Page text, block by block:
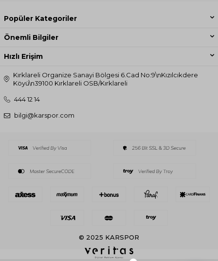
Popüler Kategoriler
Önemli Bilgiler
Hızlı Erişim
Kırklareli Organize Sanayi Bölgesi 6.Cad No:9\nKızılcıkdere
Köyü\n39100 Kırklareli OSB/Kırklareli
444 12 14
bilgi@karspor.com
© 2025 KARSPOR